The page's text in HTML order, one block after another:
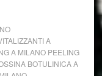
A
A MILANO PEELING
BOTULINICA A